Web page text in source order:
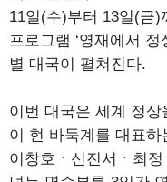
11일(수)부터 13일(금
프로그램 ‘영재에서
별 대국이 펼쳐진다.
이번 대국은 세계 정
이 현 바둑계를 대표
이창호ㆍ신진서ㆍ최